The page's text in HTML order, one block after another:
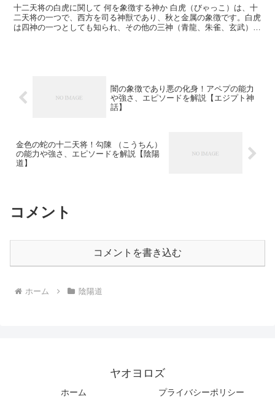
十二天将の白虎に関して 何を象徴する神か 白虎（びゃっこ）は、十
二天将の一つで、西方を司る神獣であり、秋と金属の象徴です。白虎
は四神の一つとしても知られ、その他の三神（青龍、朱雀、玄武）と
闇の象徴であり悪の化身！アペプの能力
や強さ、エピソードを解説【エジプト神
話】
金色の蛇の十二天将！勾陳 （こうちん）
の能力や強さ、エピソードを解説【陰陽
道】
コメント
コメントを書き込む
ホーム 陰陽道
ヤオヨロズ
ホーム プライバシーポリシー